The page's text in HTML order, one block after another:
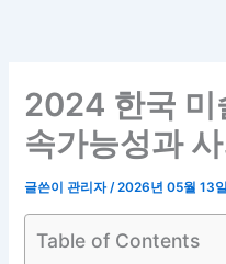
2024 한국 미
속가능성과
글쓴이관리자/2026년 05월 13일
Table of Contents